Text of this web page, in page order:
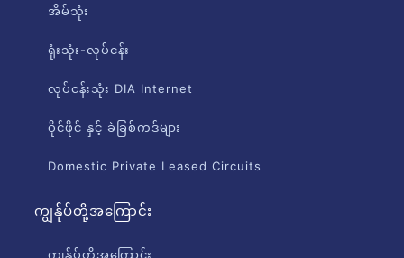
အိမ်သုံး
ရုံးသုံး-လုပ်ငန်း
လုပ်ငန်းသုံး DIA Internet
ဝိုင်ဖိုင် နှင့် ခဲခြစ်ကဒ်များ
Domestic Private Leased Circuits
ကျွန်ုပ်တို့အကြောင်း
ကျွန်ုပ်တို့အကြောင်း